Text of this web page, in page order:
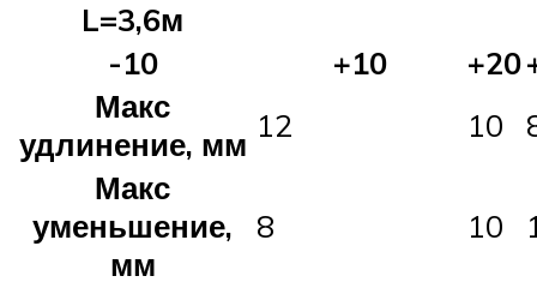
L=3,6м
-10
+10 +20
Макс
удлинение, мм 12 10
Макс
уменьшение,
мм
8 10